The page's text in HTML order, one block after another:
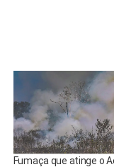
Fumaça que atinge o